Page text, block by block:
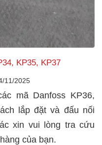
KP35, KP37
11/2025
mã Danfoss KP36,
lắp đặt và đấu nối
xin vui lòng tra cứu
của bạn.